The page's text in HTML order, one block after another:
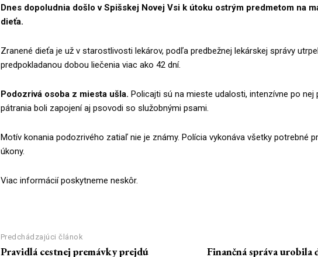
Dnes dopoludnia došlo v Spišskej Novej Vsi k útoku ostrým predmetom na
dieťa.
Zranené dieťa je už v starostlivosti lekárov, podľa predbežnej lekárskej správy
predpokladanou dobou liečenia viac ako 42 dní.
Podozrivá osoba z miesta ušla. Policajti sú na mieste udalosti, intenzívne po nej
pátrania boli zapojení aj psovodi so služobnými psami.
Motív konania podozrivého zatiaľ nie je známy. Polícia vykonáva všetky potrebné
úkony.
Viac informácií poskytneme neskôr.
Predchádzajúci článok
Pravidlá cestnej premávky prejdú
Finančná správa urobila